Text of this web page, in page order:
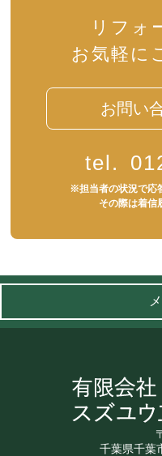
リフォ
お気軽に
お問い
tel.
※担当者の状況で応
その際は着信
千葉県千葉